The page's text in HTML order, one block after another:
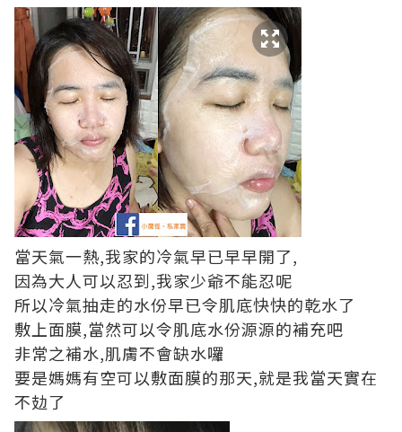
當天氣一熱,我家的冷氣早已早早開了,
因為大人可以忍到,我家少爺不能忍呢
所以冷氣抽走的水份早已令肌底快快的乾水了
敷上面膜,當然可以令肌底水份源源的補充吧
非常之補水,肌膚不會缺水囉
要是媽媽有空可以敷面膜的那天,就是我當天實在
不攰了